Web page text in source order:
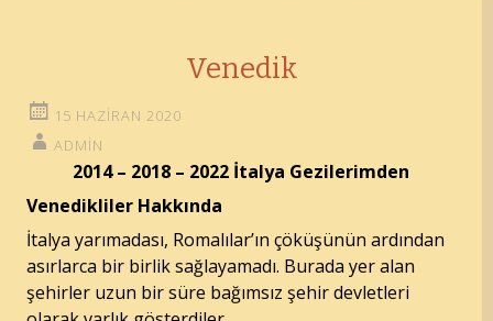
Venedik
15 HAZIRAN 2020
ADMIN
2014 – 2018 – 2022 İtalya Gezilerimden
Venedikliler Hakkında
İtalya yarımadası, Romalılar’ın çöküşünün ardından
asırlarca bir birlik sağlayamadı. Burada yer alan
şehirler uzun bir süre bağımsız şehir devletleri